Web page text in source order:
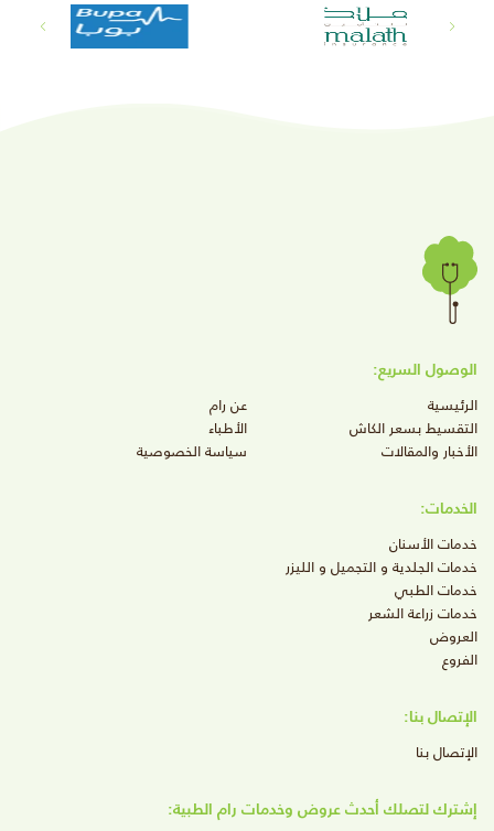
الوصول السريع:
الرئيسية
عن رام
التقسيط بسعر الكاش
الأطباء
الأخبار والمقالات
سياسة الخصوصية
الخدمات:
خدمات الأسنان
خدمات الجلدية و التجميل و الليزر
خدمات الطبي
خدمات زراعة الشعر
العروض
الفروع
الإتصال بنا:
الإتصال بنا
إشترك لتصلك أحدث عروض وخدمات رام الطبية: